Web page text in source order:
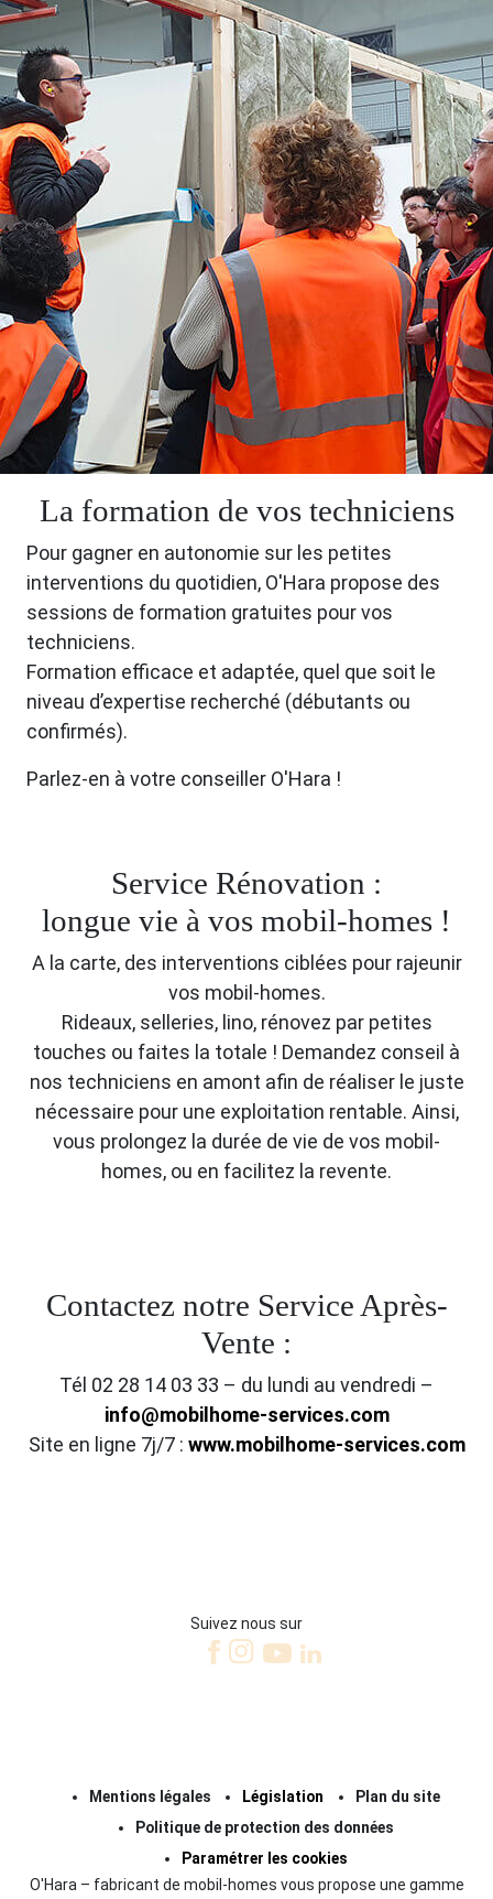
La formation de vos techniciens
Pour gagner en autonomie sur les petites
interventions du quotidien, O'Hara propose des
sessions de formation gratuites pour vos
techniciens.
Formation efficace et adaptée, quel que soit le
niveau d’expertise recherché (débutants ou
confirmés).
Parlez-en à votre conseiller O'Hara !
Service Rénovation :
longue vie à vos mobil-homes !
A la carte, des interventions ciblées pour rajeunir
vos mobil-homes.
Rideaux, selleries, lino, rénovez par petites
touches ou faites la totale ! Demandez conseil à
nos techniciens en amont afin de réaliser le juste
nécessaire pour une exploitation rentable. Ainsi,
vous prolongez la durée de vie de vos mobil-
homes, ou en facilitez la revente.
Contactez notre Service Après-
Vente :
Tél 02 28 14 03 33 – du lundi au vendredi –
info@mobilhome-services.com
Site en ligne 7j/7 : www.mobilhome-services.com
Suivez nous sur
Mentions légales Législation
Plan du site
Politique de protection des données
Paramétrer les cookies
O'Hara – fabricant de mobil-homes vous propose une gamme